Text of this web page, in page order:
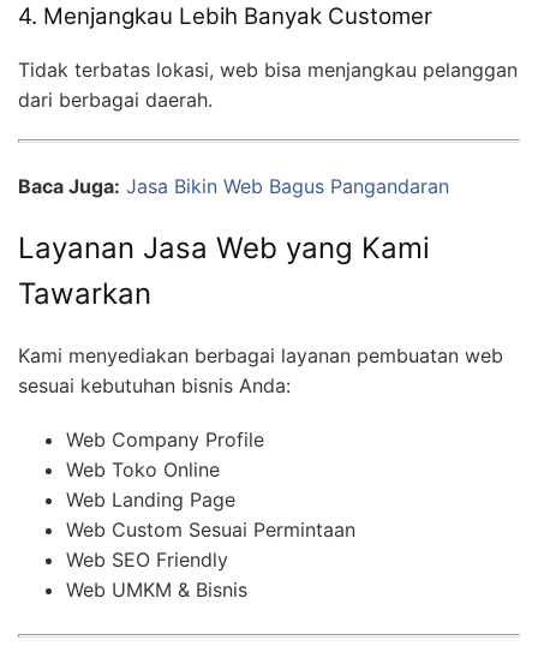
4. Menjangkau Lebih Banyak Customer
Tidak terbatas lokasi, web bisa menjangkau pelanggan
dari berbagai daerah.
Baca Juga: Jasa Bikin Web Bagus Pangandaran
Layanan Jasa Web yang Kami
Tawarkan
Kami menyediakan berbagai layanan pembuatan web
sesuai kebutuhan bisnis Anda:
Web Company Profile
Web Toko Online
Web Landing Page
Web Custom Sesuai Permintaan
Web SEO Friendly
Web UMKM & Bisnis